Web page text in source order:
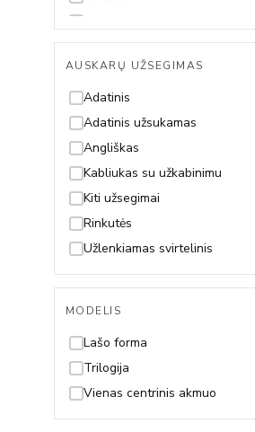
18,5-23,5cm
18,5cm
18cm
19-21cm
19-22cm
19cm
20,5cm
21,5cm
23,5cm
Reguliuojama visų ilgių
AUSKARŲ UŽSEGIMAS
Adatinis
Adatinis užsukamas
Angliškas
Kabliukas su užkabinimu
Kiti užsegimai
Rinkutės
Užlenkiamas svirtelinis
MODELIS
Lašo forma
Trilogija
Vienas centrinis akmuo